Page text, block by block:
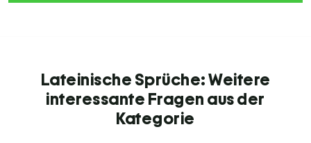
Lateinische Sprüche: Weitere
interessante Fragen aus der
Kategorie